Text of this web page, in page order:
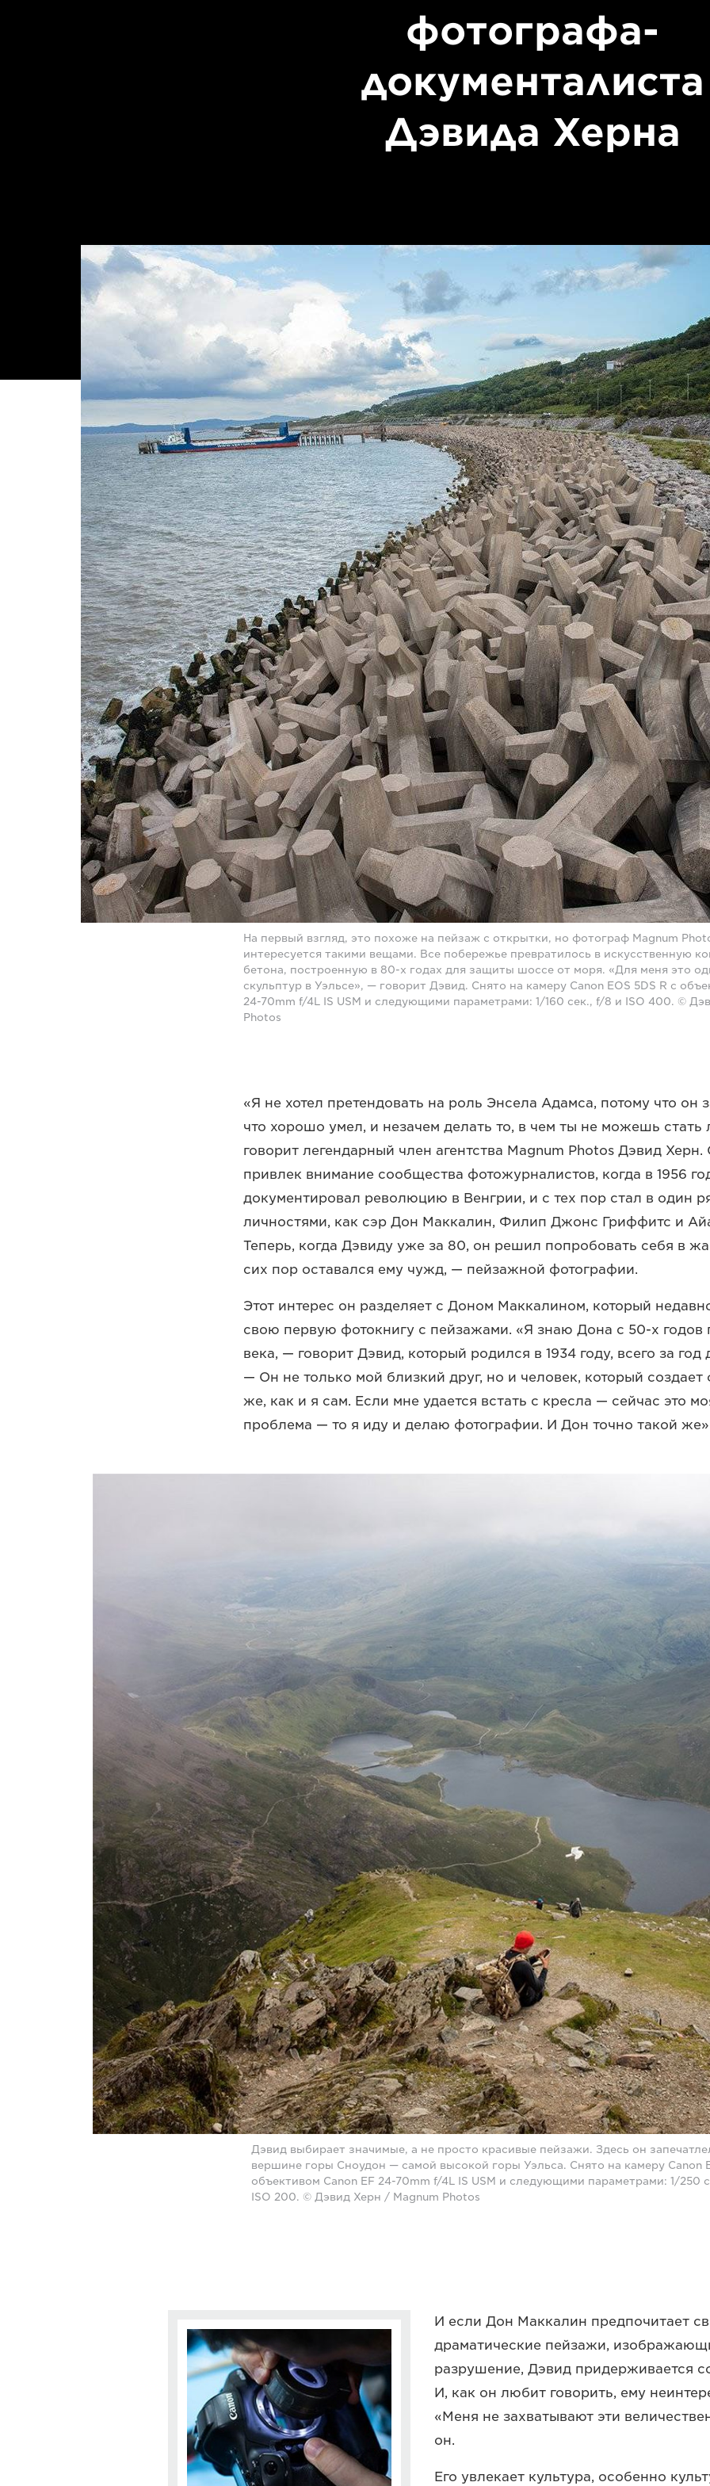
фотографа-
документалиста
Дэвида Херна
На первый взгляд, это похоже на пейзаж с открытки, но фотограф Magnum
интересуется такими вещами. Все побережье превратилось в искусственную
бетона, построенную в 80-х годах для защиты шоссе от моря. «Для меня это
скульптур в Уэльсе», — говорит Дэвид. Снято на камеру Canon EOS 5DS R с
24-70mm f/4L IS USM и следующими параметрами: 1/160 сек., f/8 и ISO 400. ©
Photos
«Я не хотел претендовать на роль Энсела Адамса, потому что он
что хорошо умел, и незачем делать то, в чем ты не можешь
говорит легендарный член агентства Magnum Photos Дэвид
привлек внимание сообщества фотожурналистов, когда в 1956
документировал революцию в Венгрии, и с тех пор стал в один
личностями, как сэр Дон Маккалин, Филип Джонс Гриффитс и
Теперь, когда Дэвиду уже за 80, он решил попробовать себя в
сих пор оставался ему чужд, — пейзажной фотографии.
Этот интерес он разделяет с Доном Маккалином, который
свою первую фотокнигу с пейзажами. «Я знаю Дона с 50-х годов
века, — говорит Дэвид, который родился в 1934 году, всего за
— Он не только мой близкий друг, но и человек, который создает
же, как и я сам. Если мне удается встать с кресла — сейчас это
проблема — то я иду и делаю фотографии. И Дон точно такой
Дэвид выбирает значимые, а не просто красивые пейзажи. Здесь он
вершине горы Сноудон — самой высокой горы Уэльса. Снято на камеру Canon
объективом Canon EF 24-70mm f/4L IS USM и следующими параметрами: 1/250
ISO 200. © Дэвид Херн / Magnum Photos
И если Дон Маккалин предпочитает
драматические пейзажи,
разрушение, Дэвид придерживается
И, как он любит говорить, ему
«Меня не захватывают эти
он.
Его увлекает культура, особенно